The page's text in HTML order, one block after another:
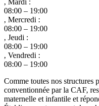
08:00 – 19:00
, Mercredi :
08:00 – 19:00
, Jeudi :
08:00 – 19:00
, Vendredi :
08:00 – 19:00
Comme toutes nos structures
conventionnée par la CAF,
maternelle et infantile et